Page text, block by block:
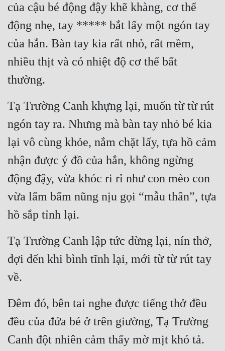
của cậu bé động đậy khẽ khàng, cơ thể
động nhẹ, tay ***** bắt lấy một ngón tay
của hắn. Bàn tay kia rất nhỏ, rất mềm,
nhiều thịt và có nhiệt độ cơ thể bất
thường.
Tạ Trường Canh khựng lại, muốn từ từ rút
ngón tay ra. Nhưng mà bàn tay nhỏ bé kia
lại vô cùng khỏe, nắm chặt lấy, tựa hồ cảm
nhận được ý đồ của hắn, không ngừng
động đậy, vừa khóc ri rỉ như con mèo con
vừa lẩm bẩm nũng nịu gọi “mẫu thân”, tựa
hồ sắp tỉnh lại.
Tạ Trường Canh lập tức dừng lại, nín thở,
đợi đến khi bình tĩnh lại, mới từ từ rút tay
về.
Đêm đó, bên tai nghe được tiếng thở đều
đều của đứa bé ở trên giường, Tạ Trường
Canh đột nhiên cảm thấy mờ mịt khó tả.